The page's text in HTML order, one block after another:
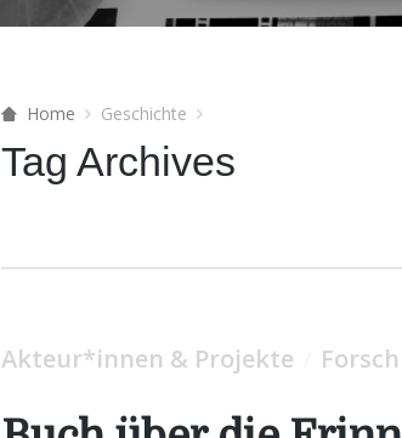
Home Geschichte
Tag Archives
Akteur*innen & Projekte